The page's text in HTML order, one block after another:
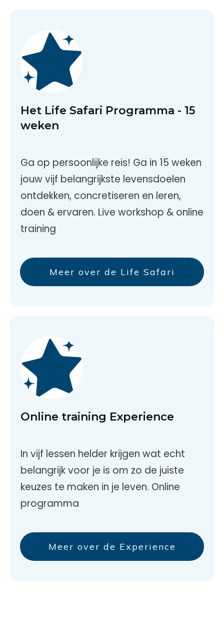
Het Life Safari Programma - 15
weken
Ga op persoonlijke reis! Ga in 15 weken
jouw vijf belangrijkste levensdoelen
ontdekken, concretiseren en leren,
doen & ervaren. Live workshop & online
training
Meer over de Life Safari
Online training Experience
In vijf lessen helder krijgen wat echt
belangrijk voor je is om zo de juiste
keuzes te maken in je leven. Online
programma
Meer over de Experience